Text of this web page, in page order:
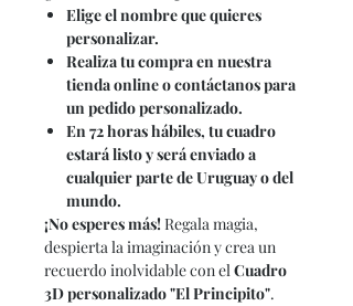
Elige el nombre que quieres
personalizar.
Realiza tu compra en nuestra
tienda online o contáctanos para
un pedido personalizado.
En 72 horas hábiles, tu cuadro
estará listo y será enviado a
cualquier parte de Uruguay o del
mundo.
¡No esperes más!Regala magia,
despierta la imaginación y crea un
recuerdo inolvidable con elCuadro
3D personalizado "El Principito".